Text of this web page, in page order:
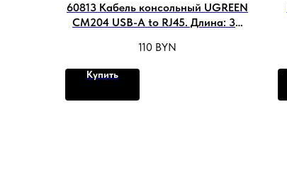
60813 Кабель консольный UGREEN
CM204 USB-A to RJ45. Длина: 3м
110 BYN
Купить